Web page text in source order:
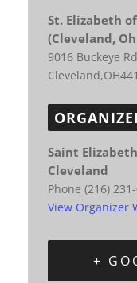
St. Elizabeth
(Cleveland,
9016 Buckeye Rd
Cleveland,OH
Saint
Cleveland
Phone (216)
View Organizer
+